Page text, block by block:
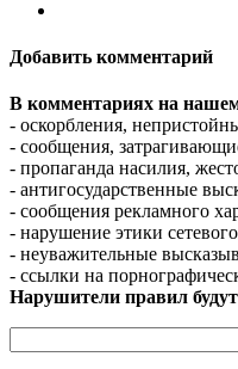
Добавить комментарий
В комментариях на
- оскорбления,
- сообщения,
- пропаганда насилия,
- антигосударственные
- сообщения рекламного
- нарушение этики
- неуважительные
- ссылки на
Нарушители правил